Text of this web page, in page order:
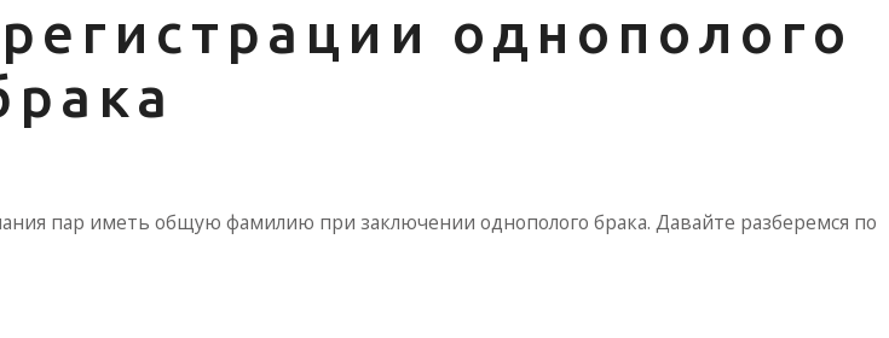
однополого
пар иметь общую фамилию при заключении однополого брака. Давайте разберемся по